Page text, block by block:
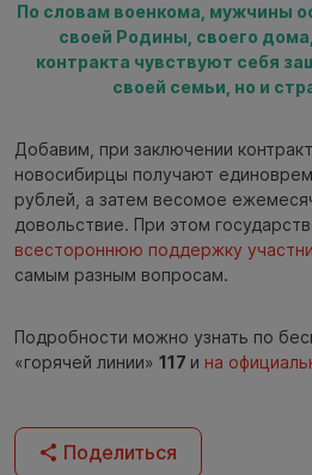
По словам военкома, мужчины
своей Родины, своего
контракта чувствуют себя
своей семьи, но и
Добавим, при заключении
новосибирцы получают
рублей, а затем весомое
довольствие. При этом
всестороннюю поддержку
самым разным вопросам.
Подробности можно узнать по
«горячей линии» 117 и на
Поделиться